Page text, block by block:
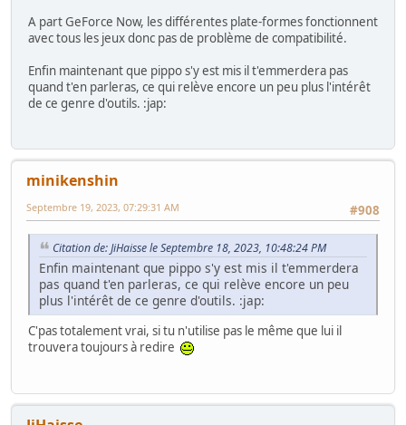
A part GeForce Now, les différentes plate-formes fonctionnent
avec tous les jeux donc pas de problème de compatibilité.
Enfin maintenant que pippo s'y est mis il t'emmerdera pas
quand t'en parleras, ce qui relève encore un peu plus l'intérêt
de ce genre d'outils. :jap:
minikenshin
#908
Septembre 19, 2023, 07:29:31 AM
Citation de: JiHaisse le Septembre 18, 2023, 10:48:24 PM
Enfin maintenant que pippo s'y est mis il t'emmerdera
pas quand t'en parleras, ce qui relève encore un peu
plus l'intérêt de ce genre d'outils. :jap:
C'pas totalement vrai, si tu n'utilise pas le même que lui il
trouvera toujours à redire